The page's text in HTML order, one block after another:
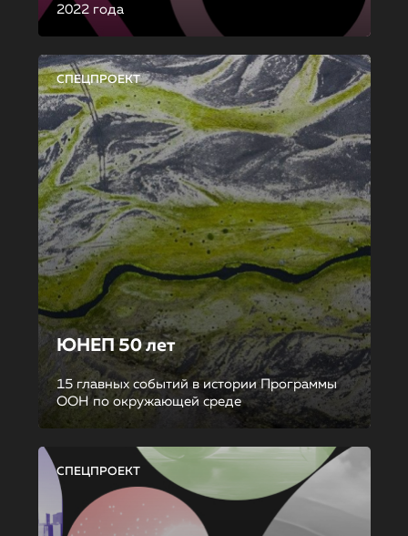
2022 года
СПЕЦПРОЕКТ
ЮНЕП 50 лет
15 главных событий в истории Программы
ООН по окружающей среде
СПЕЦПРОЕКТ